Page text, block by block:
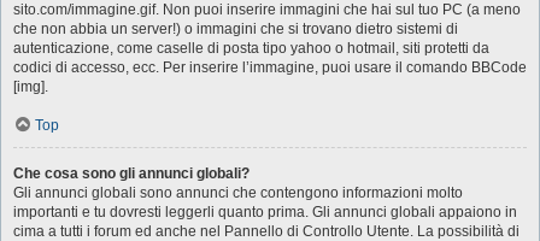
sito.com/immagine.gif. Non puoi inserire immagini che hai sul tuo PC (a meno
che non abbia un server!) o immagini che si trovano dietro sistemi di
autenticazione, come caselle di posta tipo yahoo o hotmail, siti protetti da
codici di accesso, ecc. Per inserire l’immagine, puoi usare il comando BBCode
[img].
Top
Che cosa sono gli annunci globali?
Gli annunci globali sono annunci che contengono informazioni molto
importanti e tu dovresti leggerli quanto prima. Gli annunci globali appaiono in
cima a tutti i forum ed anche nel Pannello di Controllo Utente. La possibilità di